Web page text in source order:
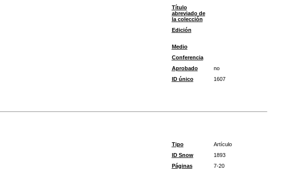
Título
abreviado de
la colección
Edición
Medio
Conferencia
Aprobado
no
ID único
1607
Tipo
Artículo
ID Snow
1893
Páginas
7-20